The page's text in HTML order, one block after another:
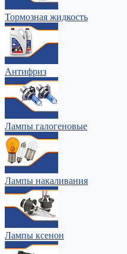
Тормозная жидкость
Антифриз
Лампы галогеновые
Лампы накаливания
Лампы ксенон